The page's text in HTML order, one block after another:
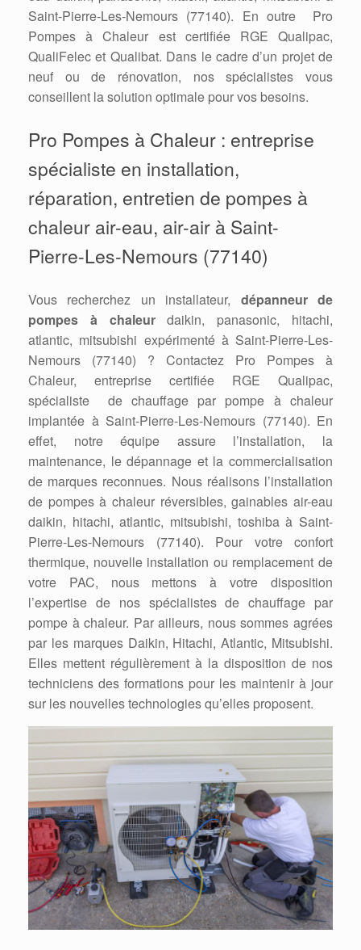
Saint-Pierre-Les-Nemours (77140). En outre Pro
Pompes à Chaleur est certifiée RGE Qualipac,
QualiFelec et Qualibat. Dans le cadre d’un projet de
neuf ou de rénovation, nos spécialistes vous
conseillent la solution optimale pour vos besoins.
Pro Pompes à Chaleur : entreprise
spécialiste en installation,
réparation, entretien de pompes à
chaleur air-eau, air-air à Saint-
Pierre-Les-Nemours (77140)
Vous recherchez un installateur, dépanneur de
pompes à chaleurdaikin, panasonic, hitachi,
atlantic, mitsubishi expérimenté à Saint-Pierre-Les-
Nemours (77140) ? Contactez Pro Pompes à
Chaleur, entreprise certifiée RGE Qualipac,
spécialiste de chauffage par pompe à chaleur
implantée à Saint-Pierre-Les-Nemours (77140). En
effet, notre équipe assure l’installation, la
maintenance, le dépannage et la commercialisation
de marques reconnues. Nous réalisons l’installation
de pompes à chaleur réversibles, gainables air-eau
daikin, hitachi, atlantic, mitsubishi, toshiba à Saint-
Pierre-Les-Nemours (77140). Pour votre confort
thermique, nouvelle installation ou remplacement de
votre PAC, nous mettons à votre disposition
l’expertise de nos spécialistes de chauffage par
pompe à chaleur. Par ailleurs, nous sommes agrées
par les marques Daikin, Hitachi, Atlantic, Mitsubishi.
Elles mettent régulièrement à la disposition de nos
techniciens des formations pour les maintenir à jour
sur les nouvelles technologies qu’elles proposent.